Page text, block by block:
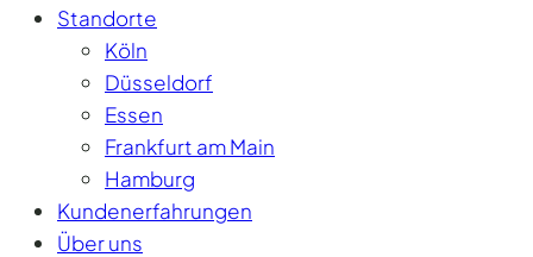
Standorte
Köln
Düsseldorf
Essen
Frankfurt am Main
Hamburg
Kundenerfahrungen
Über uns